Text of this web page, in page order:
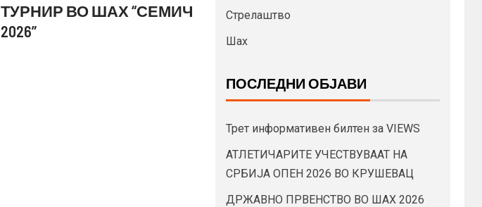
ТУРНИР ВО ШАХ “СЕМИЧ
2026”
Стрелаштво
Шах
ПОСЛЕДНИ ОБЈАВИ
Трет информативен билтен за VIEWS
АТЛЕТИЧАРИТЕ УЧЕСТВУВААТ НА
СРБИЈА ОПЕН 2026 ВО КРУШЕВАЦ
ДРЖАВНО ПРВЕНСТВО ВО ШАХ 2026